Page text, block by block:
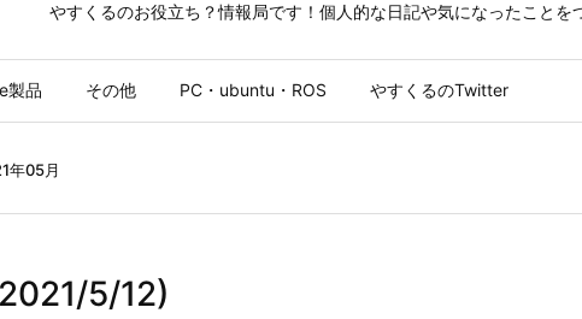
やすくるのお役立ち？情報局です！個人的な日記や気になったことを
製品 その他 PC・ubuntu・ROS やすくるのTwitter
年05月
5/12)